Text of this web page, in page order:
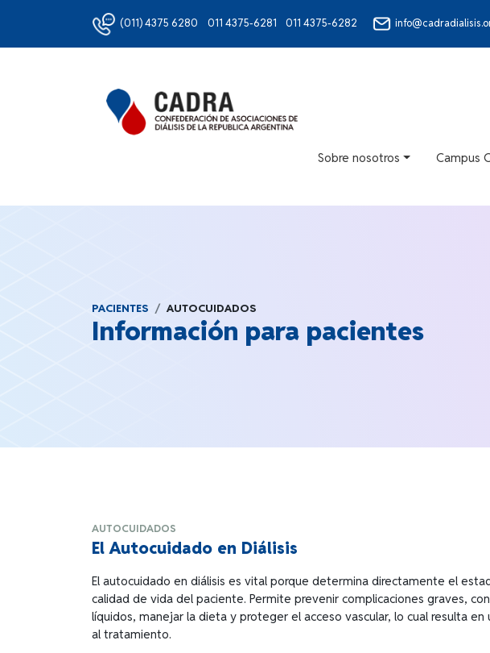
(011) 4375 6280 011 4375-6281 011 4375-6282
Sobre nosotros Campus
PACIENTES AUTOCUIDADOS
Información para pacientes
AUTOCUIDADOS
El Autocuidado en Diálisis
El autocuidado en diálisis es vital porque determina directamente el
calidad de vida del paciente. Permite prevenir complicaciones graves,
líquidos, manejar la dieta y proteger el acceso vascular, lo cual resulta
al tratamiento.